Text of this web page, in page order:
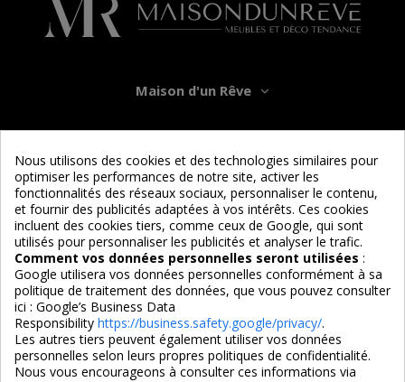
Maison d'un Rêve
Informations
Services
Nous suivre
4,7/5
Nous utilisons des cookies et des technologies similaires pour
optimiser les performances de notre site, activer les
fonctionnalités des réseaux sociaux, personnaliser le contenu,
et fournir des publicités adaptées à vos intérêts. Ces cookies
incluent des cookies tiers, comme ceux de Google, qui sont
utilisés pour personnaliser les publicités et analyser le trafic.
Comment vos données personnelles seront utilisées :
Google utilisera vos données personnelles conformément à sa
politique de traitement des données, que vous pouvez consulter
ici : Google’s Business Data
Responsibility https://business.safety.google/privacy/.
Les autres tiers peuvent également utiliser vos données
personnelles selon leurs propres politiques de confidentialité.
Nous vous encourageons à consulter ces informations via